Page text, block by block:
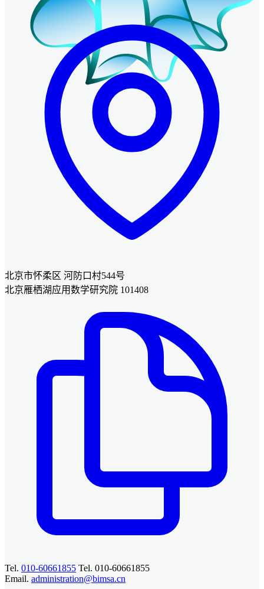
北京市怀柔区 河防口村544号
北京雁栖湖应用数学研究院 101408
Tel. 010-60661855 Tel. 010-60661855
Email. administration@bimsa.cn